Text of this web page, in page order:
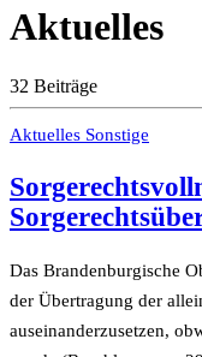
Aktuelles
32 Beiträge
Aktuelles Sonstige
Das Brandenburgische
der Übertragung der
auseinanderzusetzen,